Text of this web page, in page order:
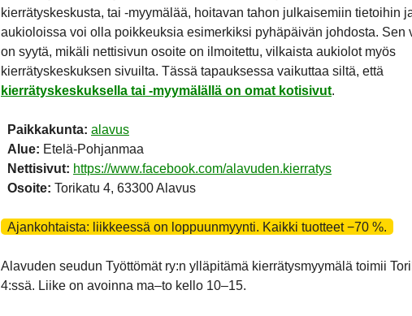
kierrätyskeskusta, tai -myymälää, hoitavan tahon julkaisemiin tietoihin
aukioloissa voi olla poikkeuksia esimerkiksi pyhäpäivän johdosta. Sen
on syytä, mikäli nettisivun osoite on ilmoitettu, vilkaista aukiolot myös
kierrätyskeskuksen sivuilta. Tässä tapauksessa vaikuttaa siltä, että
kierrätyskeskuksella tai -myymälällä on omat kotisivut.
Paikkakunta: alavus
Alue: Etelä-Pohjanmaa
Nettisivut: https://www.facebook.com/alavuden.kierratys
Osoite: Torikatu 4, 63300 Alavus
Ajankohtaista: liikkeessä on loppuunmyynti. Kaikki tuotteet −70 %.
Alavuden seudun Työttömät ry:n ylläpitämä kierrätysmyymälä toimii
4:ssä. Liike on avoinna ma–to kello 10–15.